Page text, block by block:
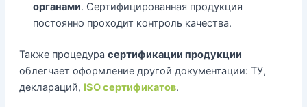
органами. Сертифицированная продукция
постоянно проходит контроль качества.
Также процедура сертификации продукции
облегчает оформление другой документации: ТУ,
деклараций, ISO сертификатов.